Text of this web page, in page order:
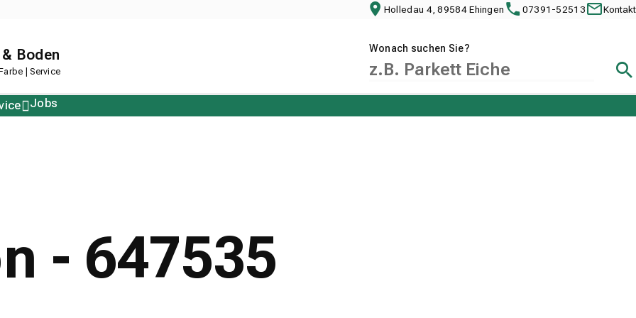
Holledau 4, 89584 Ehingen 07391-52513 Kontakt
Boden
| Service
Wonach suchen Sie?
Jobs
- 647535